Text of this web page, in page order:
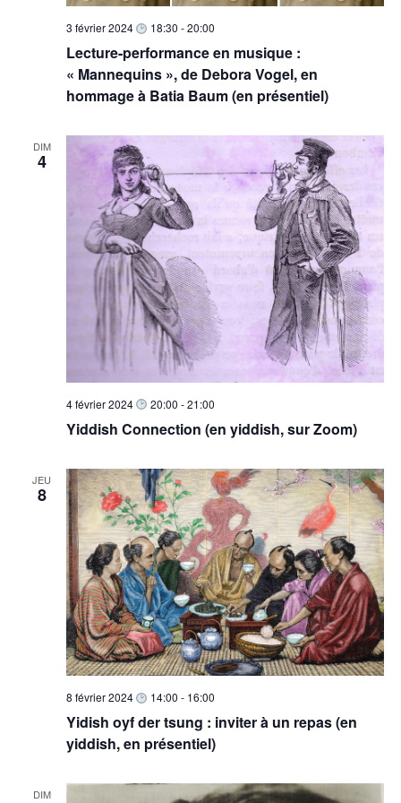
Lecture-performance en musique :
« Mannequins », de Debora Vogel, en
hommage à Batia Baum (en présentiel)
3 février 2024 18:30 -20:00
DIM
4
Yiddish Connection (en yiddish, sur Zoom)
4 février 2024 20:00 -21:00
JEU
8
Yidish oyf der tsung : inviter à un repas (en
yiddish, en présentiel)
8 février 2024 14:00 - 16:00
DIM